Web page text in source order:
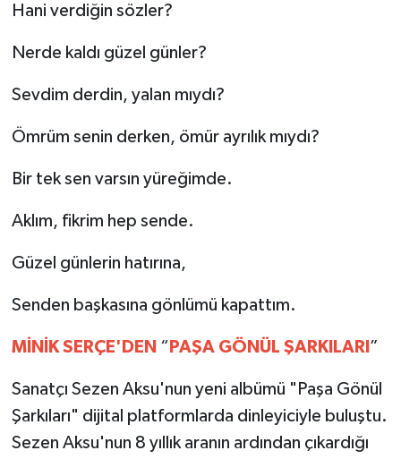
Hani verdiğin sözler?
Nerde kaldı güzel günler?
Sevdim derdin, yalan mıydı?
Ömrüm senin derken, ömür ayrılık mıydı?
Bir tek sen varsın yüreğimde.
Aklım, fikrim hep sende.
Güzel günlerin hatırına,
Senden başkasına gönlümü kapattım.
MİNİK SERÇE'DEN “ PAŞA GÖNÜL ŞARKILARI ”
Sanatçı Sezen Aksu'nun yeni albümü "Paşa Gönül
Şarkıları" dijital platformlarda dinleyiciyle buluştu.
Sezen Aksu'nun 8 yıllık aranın ardından çıkardığı